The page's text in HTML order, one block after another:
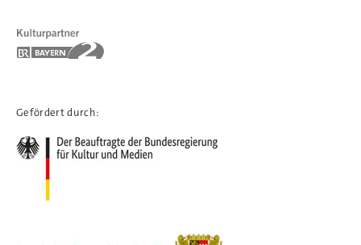
Gefördert durch: